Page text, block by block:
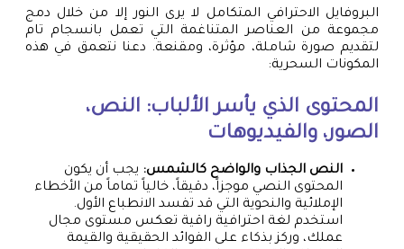
البروفايل الاحترافي المتكامل لا يرى النور إلا من خلال دمج
مجموعة من العناصر المتناغمة التي تعمل بانسجام تام
لتقديم صورة شاملة، مؤثرة، ومقنعة. دعنا نتعمق في هذه
المكونات السحرية:
المحتوى الذي يأسر الألباب: النص،
الصور، والفيديوهات
النص الجذاب والواضح كالشمس: يجب أن يكون
المحتوى النصي موجزاً، دقيقاً، خالياً تماماً من الأخطاء
الإملائية والنحوية التي قد تفسد الانطباع الأول.
استخدم لغة احترافية راقية تعكس مستوى مجال
عملك، وركز بذكاء على الفوائد الحقيقية والقيمة